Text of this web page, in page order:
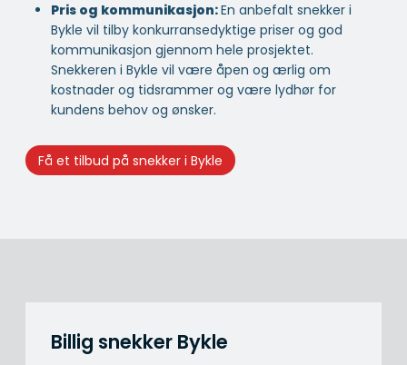
Pris og kommunikasjon:En anbefalt snekker i
Bykle vil tilby konkurransedyktige priser og god
kommunikasjon gjennom hele prosjektet.
Snekkeren i Bykle vil være åpen og ærlig om
kostnader og tidsrammer og være lydhør for
kundens behov og ønsker.
Få et tilbud på snekker i Bykle
Billig snekker Bykle